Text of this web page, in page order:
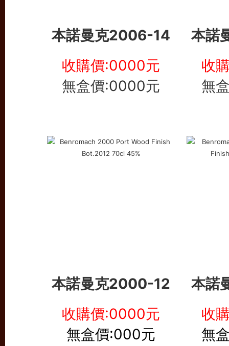
本諾曼克2006-14
本諾
收購價:0000元
無盒價:0000元
收
無
本諾曼克2000-12
本諾
收購價:0000元
無盒價:000元
收
無